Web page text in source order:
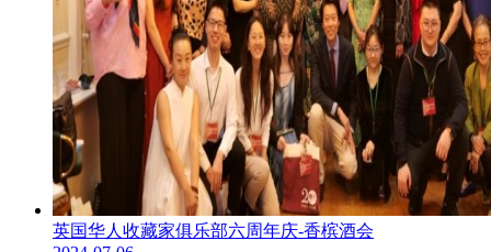
英国华人收藏家俱乐部六周年庆-香槟酒会